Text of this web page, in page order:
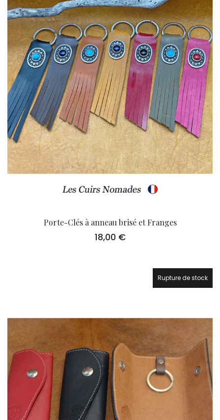
Porte-Clés à anneau brisé et Franges
18,00 €
Rupture de stock